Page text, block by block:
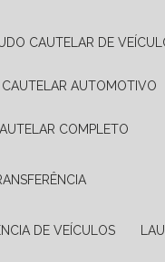
CAUTELAR DE
CAUTELAR AUTOMOTIVO
COMPLETO
DE VEÍCULOS